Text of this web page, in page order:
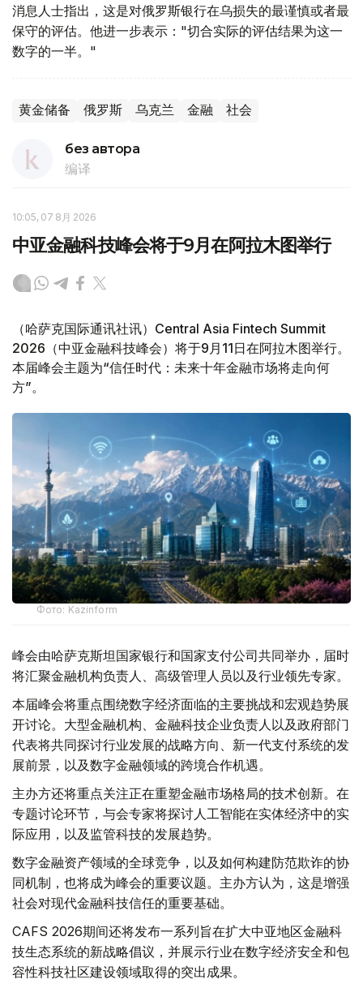
消息人士指出，这是对俄罗斯银行在乌损失的最谨慎或者最
保守的评估。他进一步表示："切合实际的评估结果为这一
数字的一半。"
黄金储备 俄罗斯 乌克兰 金融 社会
без автора
编译
10:05, 07 8月 2026
中亚金融科技峰会将于9月在阿拉木图举行
（哈萨克国际通讯社讯）Central Asia Fintech Summit
2026（中亚金融科技峰会）将于9月11日在阿拉木图举行。
本届峰会主题为“信任时代：未来十年金融市场将走向何
方”。
Фото: Kazinform
峰会由哈萨克斯坦国家银行和国家支付公司共同举办，届时
将汇聚金融机构负责人、高级管理人员以及行业领先专家。
本届峰会将重点围绕数字经济面临的主要挑战和宏观趋势展
开讨论。大型金融机构、金融科技企业负责人以及政府部门
代表将共同探讨行业发展的战略方向、新一代支付系统的发
展前景，以及数字金融领域的跨境合作机遇。
主办方还将重点关注正在重塑金融市场格局的技术创新。在
专题讨论环节，与会专家将探讨人工智能在实体经济中的实
际应用，以及监管科技的发展趋势。
数字金融资产领域的全球竞争，以及如何构建防范欺诈的协
同机制，也将成为峰会的重要议题。主办方认为，这是增强
社会对现代金融科技信任的重要基础。
CAFS 2026期间还将发布一系列旨在扩大中亚地区金融科
技生态系统的新战略倡议，并展示行业在数字经济安全和包
容性科技社区建设领域取得的突出成果。